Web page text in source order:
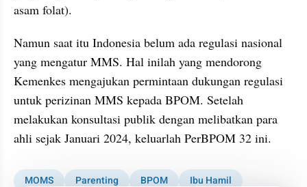
asam folat).
Namun saat itu Indonesia belum ada regulasi nasional
yang mengatur MMS. Hal inilah yang mendorong
Kemenkes mengajukan permintaan dukungan regulasi
untuk perizinan MMS kepada BPOM. Setelah
melakukan konsultasi publik dengan melibatkan para
ahli sejak Januari 2024, keluarlah PerBPOM 32 ini.
MOMS Parenting BPOM Ibu Hamil